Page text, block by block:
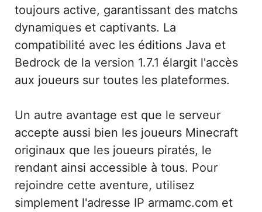
toujours active, garantissant des matchs
dynamiques et captivants. La
compatibilité avec les éditions Java et
Bedrock de la version 1.7.1 élargit l'accès
aux joueurs sur toutes les plateformes.
Un autre avantage est que le serveur
accepte aussi bien les joueurs Minecraft
originaux que les joueurs piratés, le
rendant ainsi accessible à tous. Pour
rejoindre cette aventure, utilisez
simplement l'adresse IP armamc.com et